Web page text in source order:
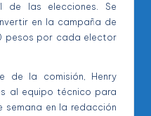
las elecciones. Se
en la campaña de
pesos por cada elector
de la comisión, Henry
al equipo técnico para
semana en la redacción